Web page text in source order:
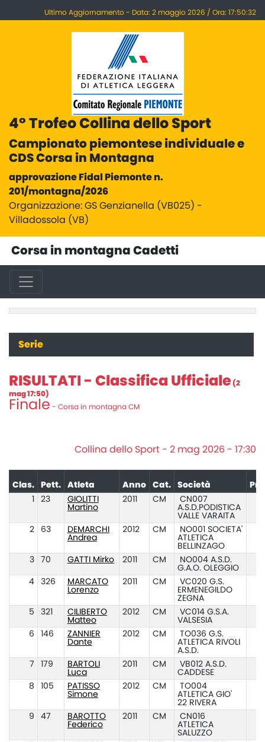
Ultimo Aggiornamento - Data: 2 maggio 2026 / Ora: 17:50:32
4° Trofeo Collina dello Sport
Campionato piemontese individuale e
CDS Corsa in Montagna
approvazione Fidal Piemonte n.
201/montagna/2026
Organizzazione: GS Genzianella (VB025) -
Villadossola (VB)
Corsa in montagna Cadetti
Serie
RISULTATI - Classifica Ufficiale (2
mag 17:50)
Finale - Corsa in montagna CM
Collina dello Sport - 2 mag 2026 - 17:30
Clas. Pett. Atleta Anno Cat. Società
23
GIOLITTI
Martino
2011 CM
CN007
A.S.D.PODISTICA
VALLE VARAITA
2
63
DEMARCHI
Andrea
2012 CM
NO001 SOCIETA'
ATLETICA
BELLINZAGO
3
70 GATTI Mirko 2011 CM
NO004 A.S.D.
G.A.O. OLEGGIO
4
326
MARCATO
Lorenzo
2011 CM
VC020 G.S.
ERMENEGILDO
ZEGNA
5
321
CILIBERTO
Matteo
2012 CM
VC014 G.S.A.
VALSESIA
6
146
ZANNIER
Dante
2012 CM
TO036 G.S.
ATLETICA RIVOLI
A.S.D.
7
179
BARTOLI
Luca
2011 CM
VB012 A.S.D.
CADDESE
8
105
PATISSO
Simone
2012 CM
TO004
ATLETICA GIO'
22 RIVERA
9
47
BAROTTO
Federico
2011 CM
CN016
ATLETICA
SALUZZO